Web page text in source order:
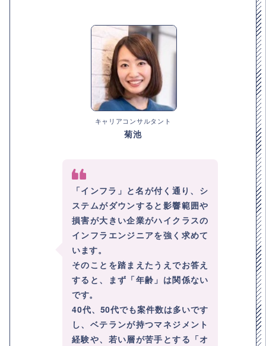
キャリアコンサルタント
菊池
「インフラ」と名が付く通り、シ
ステムがダウンすると影響範囲や
損害が大きい企業がハイクラスの
インフラエンジニアを強く求めて
います。
そのことを踏まえたうえでお答え
すると、まず「年齢」は関係ない
です。
40代、50代でも案件数は多いです
し、ベテランが持つマネジメント
経験や、若い層が苦手とする「オ